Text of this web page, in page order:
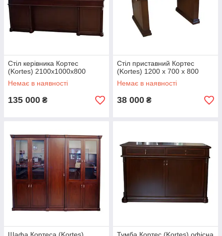
Стіл керівника Кортес
(Kortes) 2100х1000х800
Немає в наявності
135 000 ₴
Стіл приставний Кортес
(Kortes) 1200 х 700 х 800
Немає в наявності
38 000 ₴